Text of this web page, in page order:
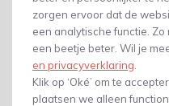
zorgen ervoor dat de
een analytische functie.
een beetje beter. Wil je
en privacyverklaring
Klik op ‘Oké’ om te
plaatsen we alleen
Gerelateerde